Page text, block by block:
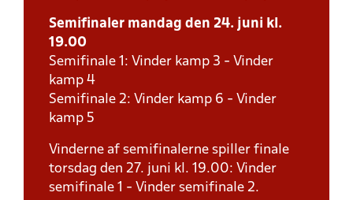
Semifinaler mandag den 24. juni kl.
19.00
Semifinale 1: Vinder kamp 3 - Vinder
kamp 4
Semifinale 2: Vinder kamp 6 - Vinder
kamp 5
Vinderne af semifinalerne spiller finale
torsdag den 27. juni kl. 19.00: Vinder
semifinale 1 - Vinder semifinale 2.